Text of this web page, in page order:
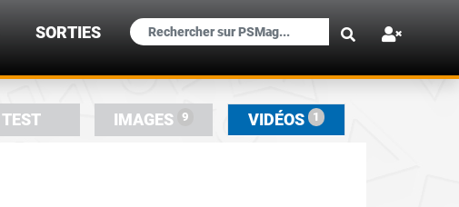
×
SORTIES
TEST IMAGES 9 VIDÉOS 1